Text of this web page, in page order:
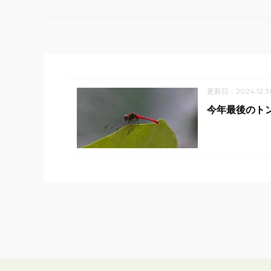
更新日：
今年最後のト